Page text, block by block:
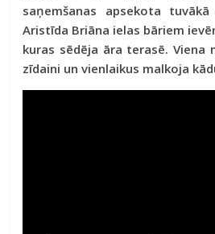
saņemšanas apsekota
Aristīda Briāna ielas bāriem
kuras sēdēja āra terasē. Viena
zīdaini un vienlaikus malkoja